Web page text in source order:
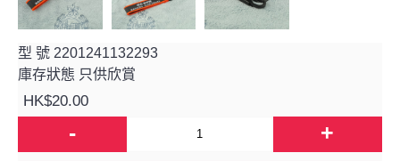
型 號 2201241132293
庫存狀態 只供欣賞
HK$20.00
- +